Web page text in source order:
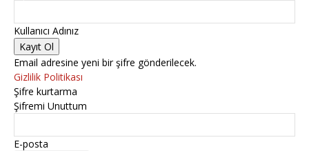
Kullanıcı Adınız
Email adresine yeni bir şifre gönderilecek.
Gizlilik Politikası
Şifre kurtarma
Şifremi Unuttum
E-posta